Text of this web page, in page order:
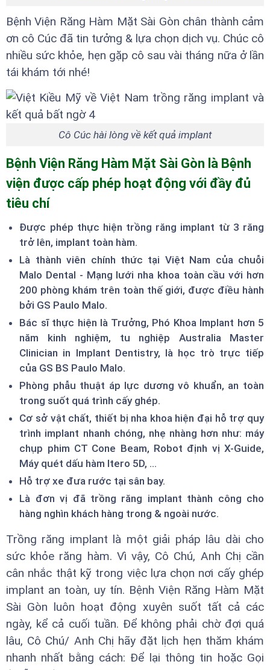
Bệnh Viện Răng Hàm Mặt Sài Gòn chân thành cảm
ơn cô Cúc đã tin tưởng & lựa chọn dịch vụ. Chúc cô
nhiều sức khỏe, hẹn gặp cô sau vài tháng nữa ở lần
tái khám tới nhé!
Cô Cúc hài lòng về kết quả implant
Bệnh Viện Răng Hàm Mặt Sài Gòn là Bệnh
viện được cấp phép hoạt động với đầy đủ
tiêu chí
Được phép thực hiện trồng răng implant từ 3 răng
trở lên, implant toàn hàm.
Là thành viên chính thức tại Việt Nam của chuỗi
Malo Dental - Mạng lưới nha khoa toàn cầu với hơn
200 phòng khám trên toàn thế giới, được điều hành
bởi GS Paulo Malo.
Bác sĩ thực hiện là Trưởng, Phó Khoa Implant hơn 5
năm kinh nghiệm, tu nghiệp Australia Master
Clinician in Implant Dentistry, là học trò trực tiếp
của GS BS Paulo Malo.
Phòng phẫu thuật áp lực dương vô khuẩn, an toàn
trong suốt quá trình cấy ghép.
Cơ sở vật chất, thiết bị nha khoa hiện đại hỗ trợ quy
trình implant nhanh chóng, nhẹ nhàng hơn như: máy
chụp phim CT Cone Beam, Robot định vị X-Guide,
Máy quét dấu hàm Itero 5D, …
Hỗ trợ xe đưa rước tại sân bay.
Là đơn vị đã trồng răng implant thành công cho
hàng nghìn khách hàng trong & ngoài nước.
Trồng răng implant là một giải pháp lâu dài cho
sức khỏe răng hàm. Vì vậy, Cô Chú, Anh Chị cần
cân nhắc thật kỹ trong việc lựa chọn nơi cấy ghép
implant an toàn, uy tín. Bệnh Viện Răng Hàm Mặt
Sài Gòn luôn hoạt động xuyên suốt tất cả các
ngày, kể cả cuối tuần. Để không phải chờ đợi quá
lâu, Cô Chú/ Anh Chị hãy đặt lịch hẹn thăm khám
nhanh nhất bằng cách: Để lại thông tin hoặc Gọi